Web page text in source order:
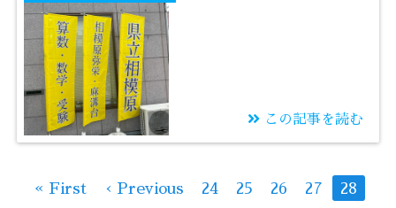
等教育 有名私立大
この記事を読む
« First ‹ Previous 24 25 26 27
28